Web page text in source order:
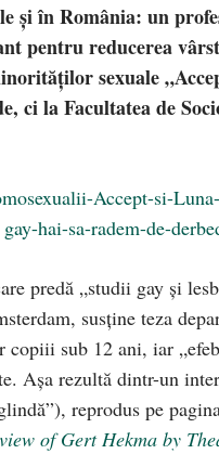
şi în România: un
pentru reducerea
sexuale
ci la Facultatea de
predă „studii gay şi
susţine teza
copiii sub 12 ani, iar
Aşa rezultă dintr-un
reprodus pe
of Gert Hekma by